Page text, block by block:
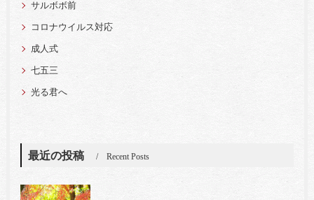
サルボボ前
コロナウイルス対応
成人式
七五三
光る君へ
最近の投稿 Recent Posts